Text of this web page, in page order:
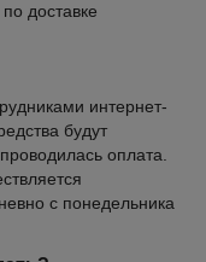
доставке
интернет-
будут
оплата.
с понедельника